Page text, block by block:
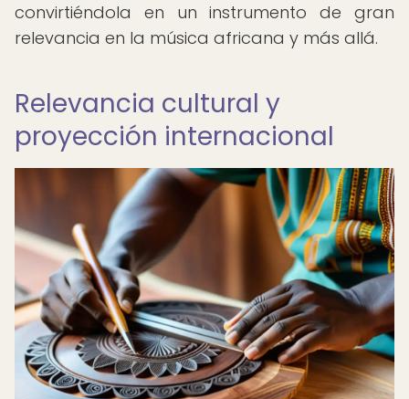
convirtiéndola en un instrumento de gran
relevancia en la música africana y más allá.
Relevancia cultural y
proyección internacional